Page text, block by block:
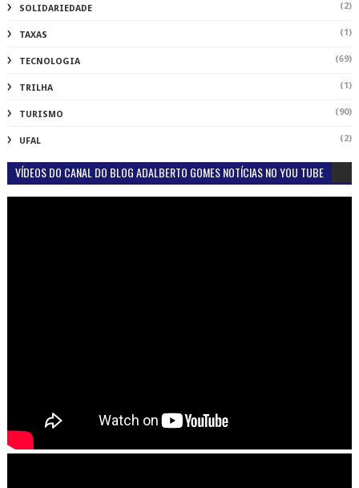
SOLIDARIEDADE (2)
TAXAS (1)
TECNOLOGIA (69)
TRILHA (1)
TURISMO (90)
UFAL (2)
VÍDEOS DO CANAL DO BLOG ADALBERTO GOMES NOTÍCIAS NO YOU TUBE